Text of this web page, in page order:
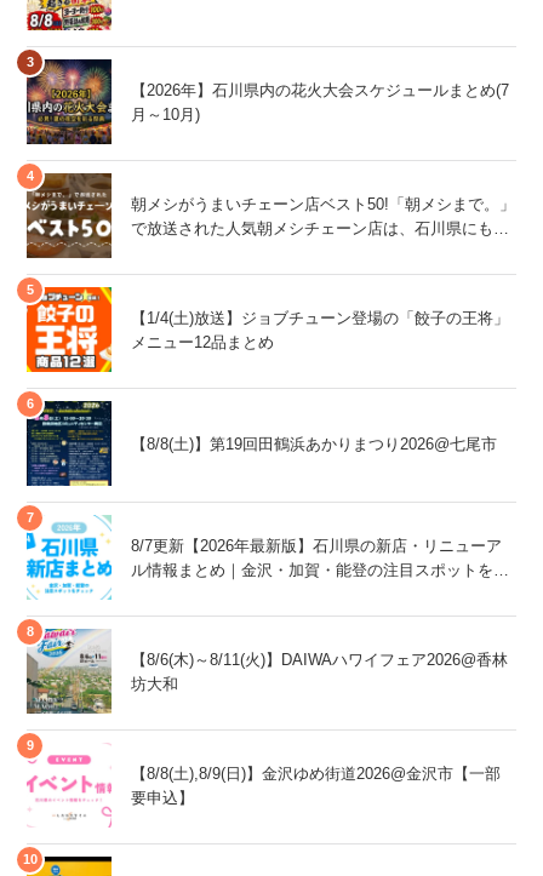
【2026年】石川県内の花火大会スケジュールまとめ(7
月～10月)
朝メシがうまいチェーン店ベスト50!「朝メシまで。」
で放送された人気朝メシチェーン店は、石川県にもあ
【1/4(土)放送】ジョブチューン登場の「餃子の王将」
メニュー12品まとめ
【8/8(土)】第19回田鶴浜あかりまつり2026@七尾市
8/7更新【2026年最新版】石川県の新店・リニューア
ル情報まとめ｜金沢・加賀・能登の注目スポットをチ
【8/6(木)～8/11(火)】DAIWAハワイフェア2026@香林
坊大和
【8/8(土),8/9(日)】金沢ゆめ街道2026@金沢市【一部
要申込】